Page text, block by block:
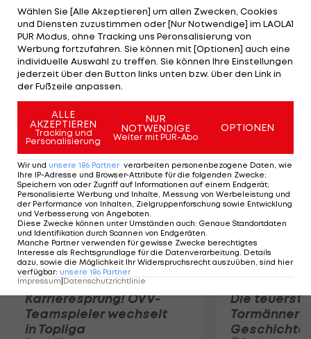
beisteuern konnte. Zuvor stand er für diverse
Nachwuchsteams des schwedischen Klubs
Djurgarden auf dem Eis. Nemes unterschreibt bei
der Mannschaft von Neo-Coach Marty Raymond
einen Vertrag für zwei Jahre mit einem weiteren
Jahr als Option.
Mehr zum Thema
Karrieresprung! ÖVV-
Teamspieler wechselt
in Topliga
Die
Tormänner
Geschichte
Wählen Sie [Alle Akzeptieren] um allen Zwecken, Cookies
und Diensten zuzustimmen oder [Nur Notwendige] im LAOLA1
PUR Modus, ohne Tracking uns Peronsalisierung von
Werbung fortzufahren. Sie können mit [Optionen] auch eine
individuelle Auswahl zu treffen. Sie können Ihre Einstellungen
jederzeit über den Button links unten bzw. über den Link in
der Fußzeile anpassen.
ALLE
AKZEPTIEREN
Tracking und
Personalisierung
NUR
NOTWENDIGE
Weiter mit PUR-Abo
OPTIONEN
Wir und unsere 186 Partner verarbeiten personenbezogene Daten, wie
Ihre IP-Adresse und Browser-Attribute für die folgenden Zwecke:
Speichern von oder Zugriff auf Informationen auf einem Endgerät;
Personalisierte Werbung und Inhalte, Messung von Werbeleistung und
der Performance von Inhalten, Zielgruppenforschung sowie Entwicklung
und Verbesserung von Angeboten.
Diese Zwecke können unter Umständen auch: Genaue Standortdaten
und Identifikation durch Scannen von Endgeräten.
Manche Partner verwenden für gewisse Zwecke berechtigtes
Interesse als Rechtsgrundlage für die Datenverarbeitung. Details
dazu, sowie die Möglichkeit Ihr Widerspruchsrecht auszuüben, sind hier
verfügbar: unsere 186 Partner
Impressum Datenschutzrichtlinie